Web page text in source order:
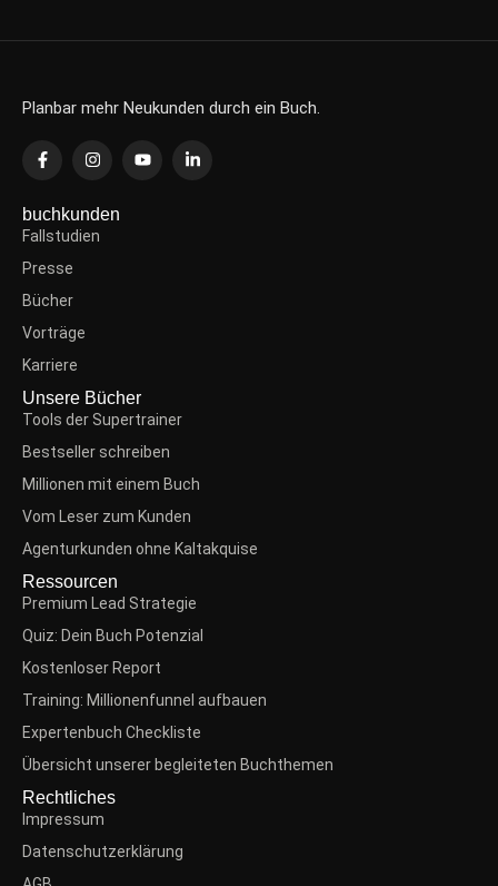
Planbar mehr Neukunden durch ein Buch.
buchkunden
Fallstudien
Presse
Bücher
Vorträge
Karriere
Unsere Bücher
Tools der Supertrainer
Bestseller schreiben
Millionen mit einem Buch
Vom Leser zum Kunden
Agenturkunden ohne Kaltakquise
Ressourcen
Premium Lead Strategie
Quiz: Dein Buch Potenzial
Kostenloser Report
Training: Millionenfunnel aufbauen
Expertenbuch Checkliste
Übersicht unserer begleiteten Buchthemen
Rechtliches
Impressum
Datenschutzerklärung